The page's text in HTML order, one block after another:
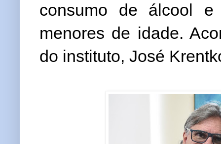
consumo de álcool e
menores de idade.
do instituto, José